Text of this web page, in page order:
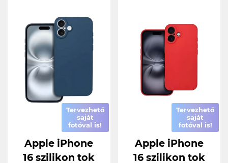
Tervezhető
saját
fotóval is!
Apple iPhone
16 szilikon tok
Tervezhető
saját
fotóval is!
Apple iPhone
16 szilikon tok